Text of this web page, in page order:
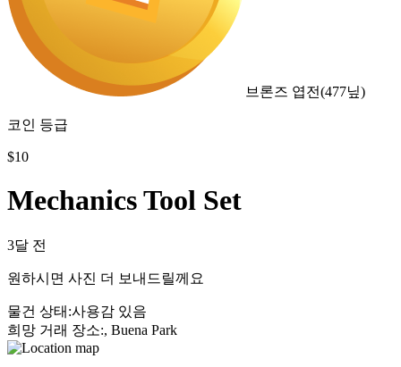
브론즈 엽전(477닢)
코인 등급
$10
Mechanics Tool Set
3달 전
원하시면 사진 더 보내드릴께요
물건 상태 :사용감 있음
희망 거래 장소:, Buena Park